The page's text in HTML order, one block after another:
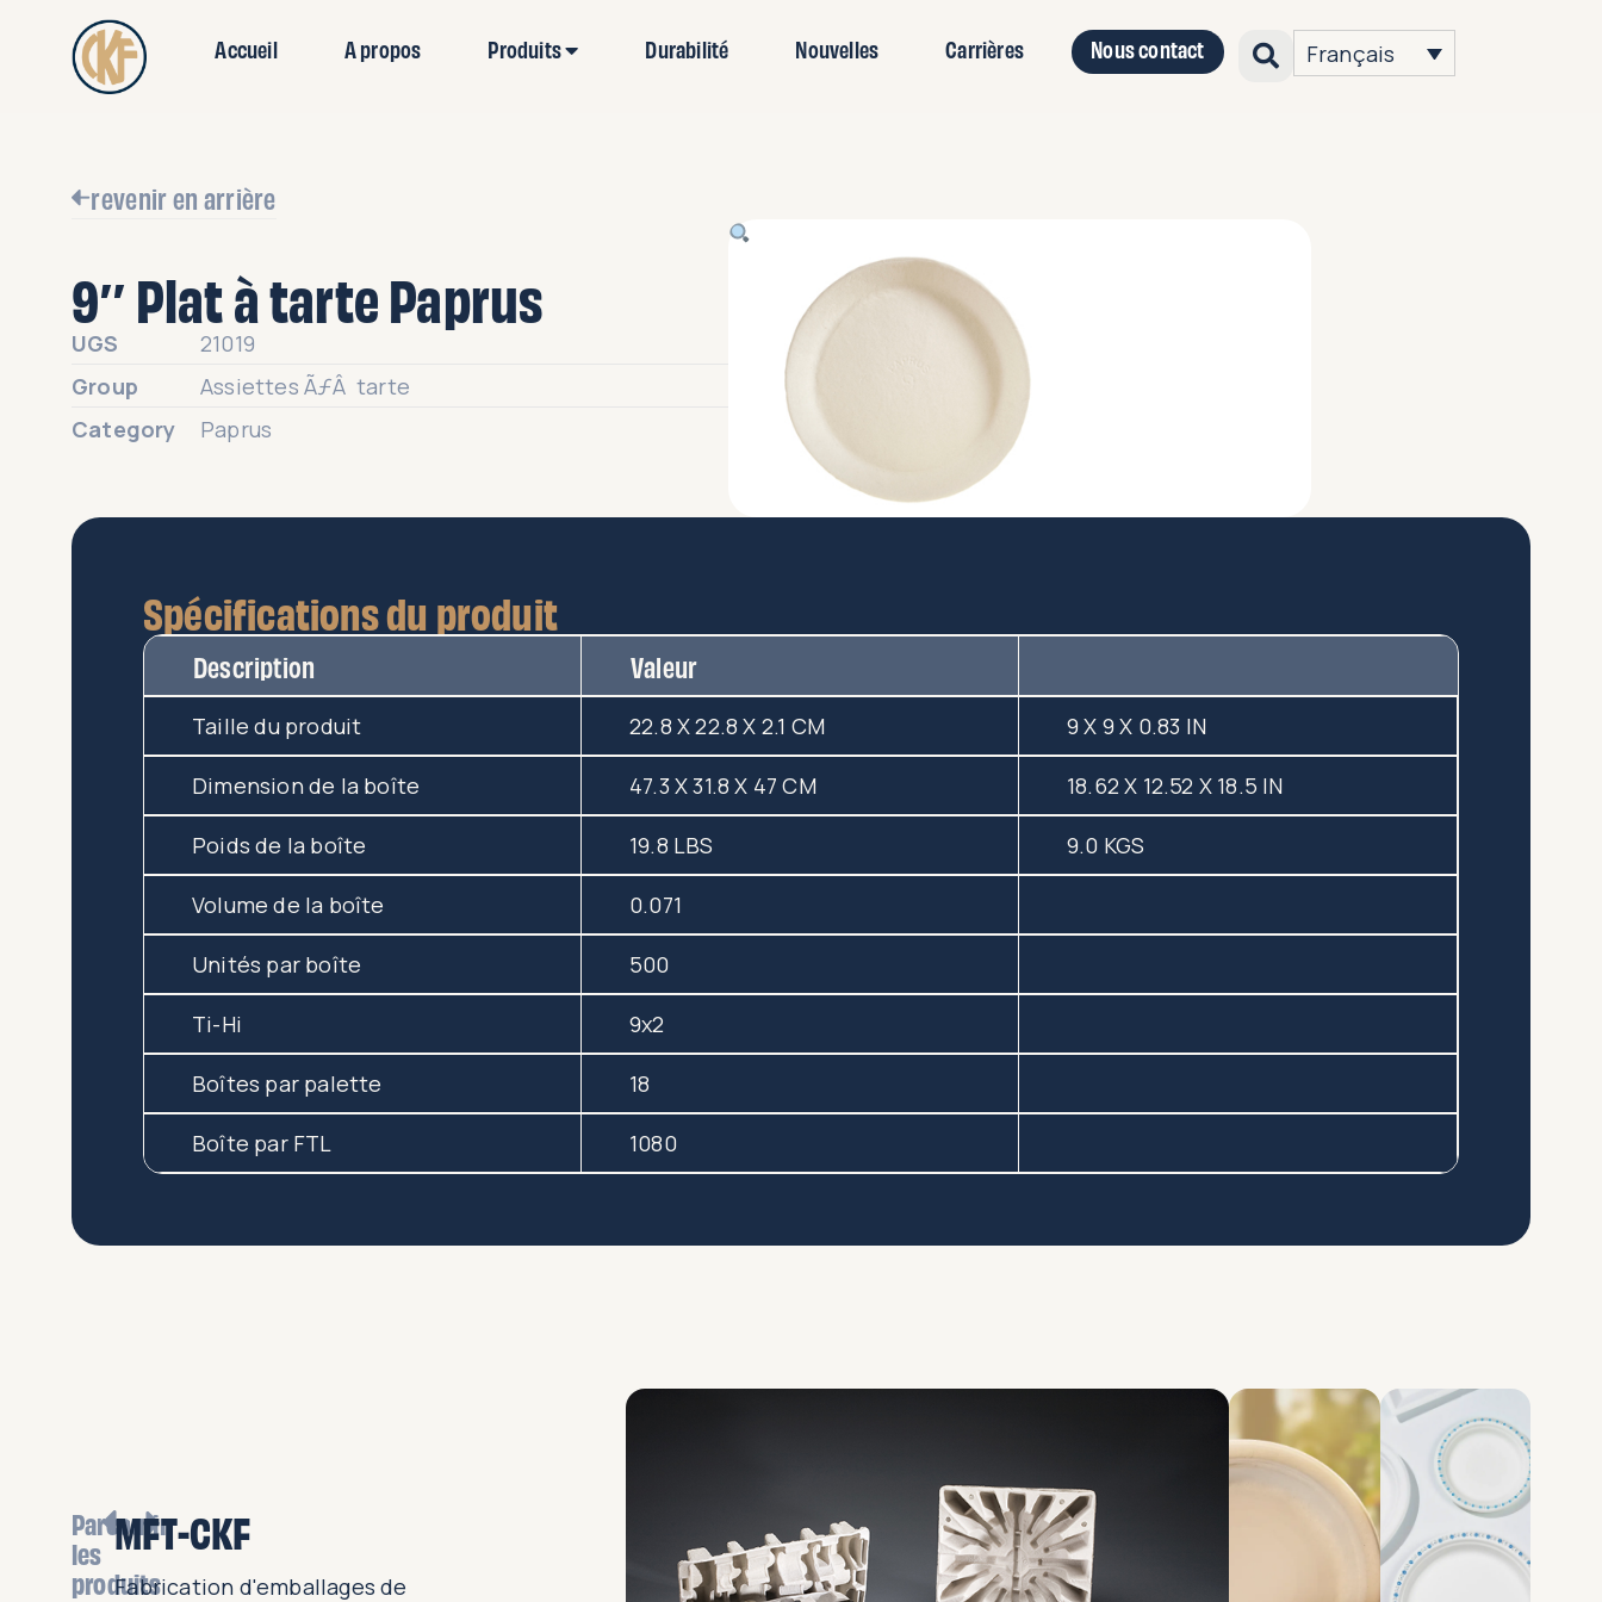
Accueil A propos Produits Durabilité Nouvelles Carrières Nous contact Français
revenir en arrière
9″ Plat à tarte Paprus
UGS
21019
Group
Assiettes ÃƒÂ tarte
Category
Paprus
Spécifications du produit
Description Valeur
Taille du produit 22.8 X 22.8 X 2.1 CM 9 X 9 X 0.83 IN
Dimension de la boîte 47.3 X 31.8 X 47 CM 18.62 X 12.52 X 18.5 IN
Poids de la boîte 19.8 LBS 9.0 KGS
Volume de la boîte 0.071
Unités par boîte 500
Ti-Hi 9x2
Boîtes par palette 18
Boîte par FTL 1080
Parcourir
les
produits
et
MFT-CKF
Fabrication d'emballages de
Produits sur mesure
Concevez et crÃ©ez l'emballage
Vente au dÃ©tail
Solution pour toutes les assiettes et
MFT-CKF
Fabrication